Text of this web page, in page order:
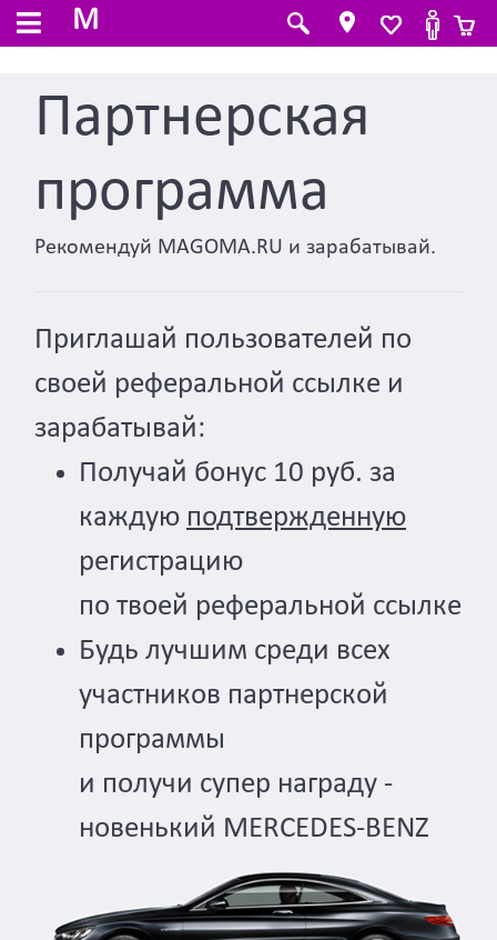
M
Партнерская
программа
Рекомендуй MAGOMA.RU и зарабатывай.
Приглашай пользователей по
своей реферальной ссылке и
зарабатывай:
Получай бонус 10 руб. за
каждую подтвержденную
регистрацию
по твоей реферальной ссылке
Будь лучшим среди всех
участников партнерской
программы
и получи супер награду -
новенький MERCEDES-BENZ